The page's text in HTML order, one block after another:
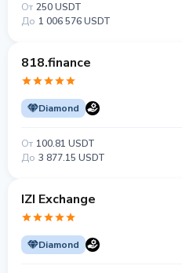
От 250 USDT
До 1 006 576 USDT
818.finance
Diamond
От 100.81 USDT
До 3 877.15 USDT
IZI Exchange
Diamond